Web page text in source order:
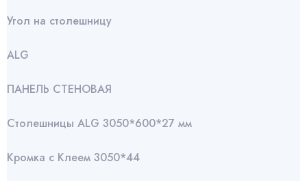
Угол на столешницу
АLG
ПАНЕЛЬ СТЕНОВАЯ
Столешницы ALG 3050*600*27 мм
Кромка с Клеем 3050*44